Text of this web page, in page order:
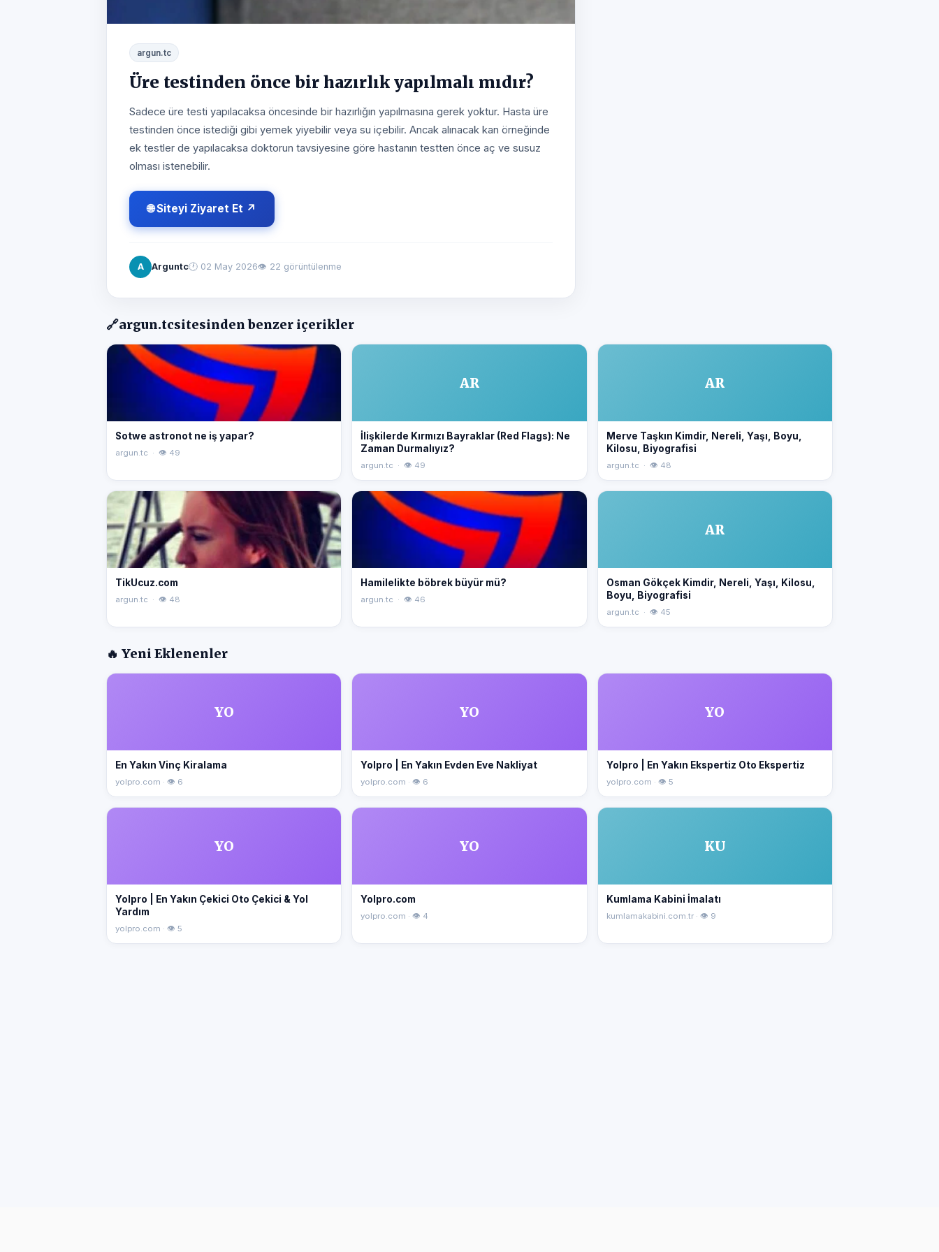
argun.tc
Üre testinden önce bir hazırlık yapılmalı mıdır?
Sadece üre testi yapılacaksa öncesinde bir hazırlığın yapılmasına gerek yoktur. Hasta üre
testinden önce istediği gibi yemek yiyebilir veya su içebilir. Ancak alınacak kan örneğinde
ek testler de yapılacaksa doktorun tavsiyesine göre hastanın testten önce aç ve susuz
olması istenebilir.
🌐 Siteyi Ziyaret Et ↗
A Arguntc🕐 02 May 2026👁 22 görüntülenme
🔗argun.tcsitesinden benzer içerikler
Sotwe astronot ne iş yapar?
argun.tc · 👁 49
AR
İlişkilerde Kırmızı Bayraklar (Red Flags): Ne
Zaman Durmalıyız?
argun.tc · 👁 49
AR
Merve Taşkın Kimdir, Nereli, Yaşı, Boyu,
Kilosu, Biyografisi
argun.tc · 👁 48
TikUcuz.com
argun.tc · 👁 48
Hamilelikte böbrek büyür mü?
argun.tc · 👁 46
AR
Osman Gökçek Kimdir, Nereli, Yaşı, Kilosu,
Boyu, Biyografisi
argun.tc · 👁 45
🔥 Yeni Eklenenler
YO
En Yakın Vinç Kiralama
yolpro.com · 👁 6
YO
Yolpro | En Yakın Evden Eve Nakliyat
yolpro.com · 👁 6
YO
Yolpro | En Yakın Ekspertiz Oto Ekspertiz
yolpro.com · 👁 5
YO
Yolpro | En Yakın Çekici Oto Çekici & Yol
Yardım
yolpro.com · 👁 5
YO
Yolpro.com
yolpro.com · 👁 4
KU
Kumlama Kabini İmalatı
kumlamakabini.com.tr · 👁 9